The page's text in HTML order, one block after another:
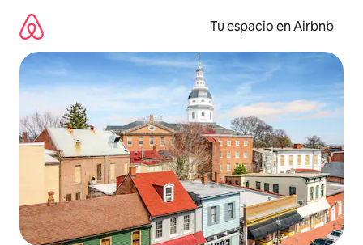
contenido
Tu espacio en Airbnb